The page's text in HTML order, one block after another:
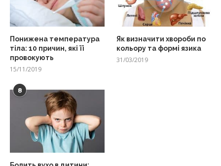
Понижена температура
тіла: 10 причин, які її
провокують
15/11/2019
Як визначити хвороби по
кольору та формі язика
31/03/2019
8